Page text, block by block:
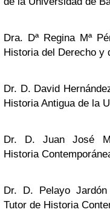
Dra. Dª Regina Mª
Historia del Derecho y
Dr. D. David
Historia Antigua de la
Dr. D. Juan José
Historia
Dr. D. Pelayo
Tutor de Historia